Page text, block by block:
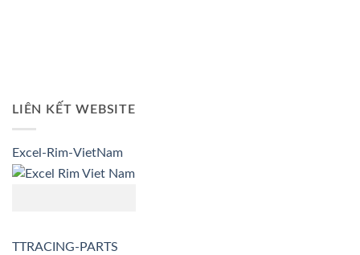
LIÊN KẾT WEBSITE
Excel-Rim-VietNam
TTRACING-PARTS